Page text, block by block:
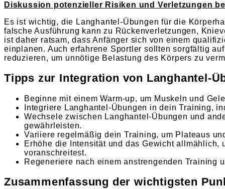
Diskussion potenzieller Risiken und Verletzungen
Es ist wichtig, die Langhantel-Übungen für die
falsche Ausführung kann zu Rückenverletzungen,
ist daher ratsam, dass Anfänger sich von einem
einplanen. Auch erfahrene Sportler sollten sorgfältig
reduzieren, um unnötige Belastung des Körpers zu
Tipps zur Integration von Langhantel-
Beginne mit einem Warm-up, um Muskeln und
Integriere Langhantel-Übungen in dein Training,
Wechsele zwischen Langhantel-Übungen und
gewährleisten.
Variiere regelmäßig dein Training, um Plateaus
Erhöhe die Intensität und das Gewicht
voranschreitest.
Regeneriere nach einem anstrengenden Training
Zusammenfassung der wichtigsten